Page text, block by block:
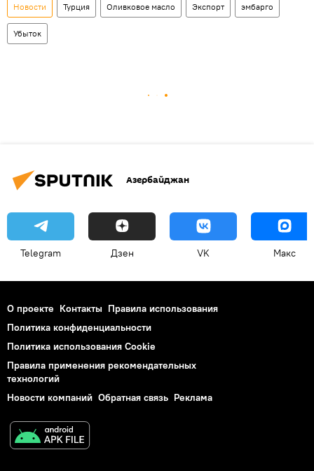
Новости Турция Оливковое масло Экспорт эмбарго
Убыток
Азербайджан
Telegram Дзен VK Макс
О проекте Контакты Правила использования
Политика конфиденциальности
Политика использования Cookie
Правила применения рекомендательных
технологий
Новости компаний Обратная связь Реклама